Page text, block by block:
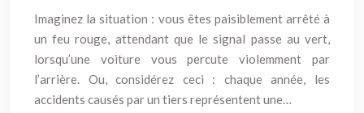
Imaginez la situation : vous êtes paisiblement arrêté à
un feu rouge, attendant que le signal passe au vert,
lorsqu’une voiture vous percute violemment par
l’arrière. Ou, considérez ceci : chaque année, les
accidents causés par un tiers représentent une…